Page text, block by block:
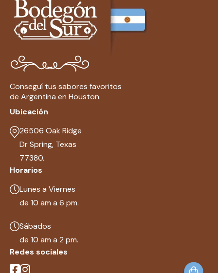
Conseguí tus sabores favoritos
de Argentina en Houston.
Ubicación
26506 Oak Ridge
Dr Spring, Texas
77380.
Horarios
Lunes a Viernes
de 10 am a 6 pm.
Sábados
de 10 am a 2 pm.
Redes sociales